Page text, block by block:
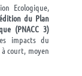
Ecologique,
du Plan
(PNACC 3)
impacts du
court, moyen